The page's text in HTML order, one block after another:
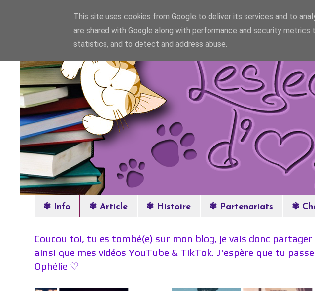
✾ Info ✾ Article ✾ Histoire ✾ Partenariats ✾
Coucou toi, tu es tombé(e) sur mon blog, je vais donc
ainsi que mes vidéos YouTube & TikTok. J'espère que tu
Ophélie ♡
This site uses cookies from Google to deliver its services and to
are shared with Google along with performance and security
statistics, and to detect and address abuse.